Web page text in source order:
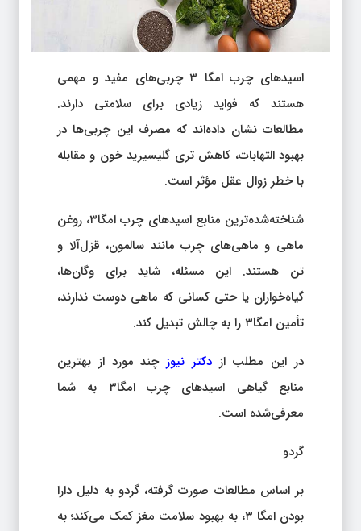
اسیدهای چرب امگا ۳ چربی‌های مفید و مهمی
هستند که فواید زیادی برای سلامتی دارند.
مطالعات نشان داده‌اند که مصرف این چربی‌ها در
بهبود التهابات، کاهش تری گلیسیرید خون و مقابله
با خطر زوال عقل مؤثر است.
شناخته‌شده‌ترین منابع اسیدهای چرب امگا۳، روغن
ماهی و ماهی‌های چرب مانند سالمون، قزل‌آلا و
تن هستند. این مسئله، شاید برای وگان‌ها،
گیاه‌خواران یا حتی کسانی که ماهی دوست ندارند،
تأمین امگا۳ را به چالش تبدیل کند.
در این مطلب ازدکتر نیوز چند مورد از بهترین
منابع گیاهی اسیدهای چرب امگا۳ به شما
معرفی‌شده است.
گردو
بر اساس مطالعات صورت گرفته، گردو به دلیل دارا
بودن امگا ۳، به بهبود سلامت مغز کمک می‌کند؛ به